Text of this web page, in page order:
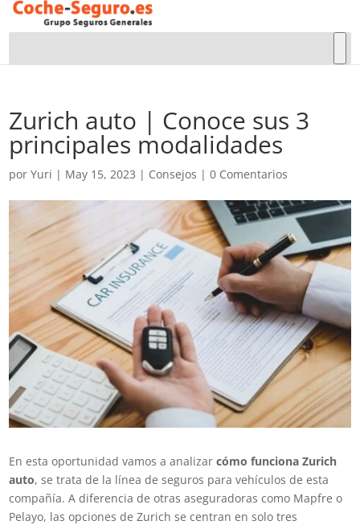
Zurich auto | Conoce sus 3
principales modalidades
porYuri | May 15, 2023 | Consejos |0 Comentarios
En esta oportunidad vamos a analizarcómo funciona Zurich
auto, se trata de la línea de seguros para vehículos de esta
compañía. A diferencia de otras aseguradoras como Mapfre o
Pelayo, las opciones de Zurich se centran en solo tres